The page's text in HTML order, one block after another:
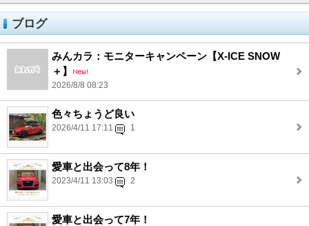
ブログ
みんカラ：モニターキャンペーン【X-ICE SNOW
＋】
2026/8/8 08:23
色々ちょうど良い
2026/4/11 17:11 1
愛車と出会って8年！
2023/4/11 13:03 2
愛車と出会って7年！